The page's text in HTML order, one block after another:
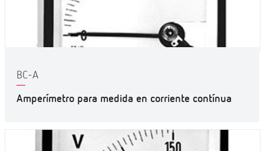
BC-A
Amperímetro para medida en corriente contínua